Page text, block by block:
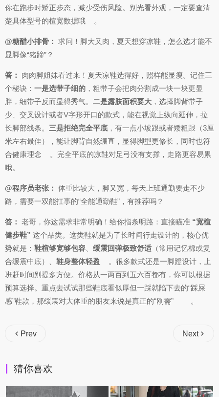
你在跑步时矫正步态，减少受伤风险。别光看外观，一定要查清
楚具体型号的楦宽数据哦
。
@糖醋小排骨： 求问！脚大又肉，夏天想穿凉鞋，怎么选才能不
显脚像“猪蹄”？
答：
肉肉脚姐妹看过来！夏天凉鞋选得好，照样能显瘦。记住三
个秘诀： 一是选带子细的 ，粗带子会把肉分割成一块一块更显
胖，细带子反而显得秀气。 二是露肤面积要大 ，选择脚背带子
少、交叉设计或者V字形开口的款式，能在视觉上纵向延伸，拉
长脚部线条。 三是拒绝完全平底 ，有一点小坡跟或者矮粗跟（3厘
米左右最佳），能让脚背自然绷直，显得脚型更修长，同时也符
合健康理念
。完全平底的凉鞋对足弓没有支撑，走路更容易累
哦。
@程序员老张： 体重比较大，脚又宽，每天上班通勤要走不少
路，需要一双能扛事的“全能通勤鞋”，有推荐吗？
答： 老哥，你这需求非常明确！给你指条明路：直接瞄准 “宽楦
健步鞋” 这个品类。这类鞋就是为了长时间行走设计的，核心优
势就是： 鞋楦够宽够包容 缓震回弹极致舒适 （常用记忆棉或复
合缓震中底）、 鞋身整体轻盈
。很多款式还是一脚蹬设计，上
班赶时间别提多方便。价格从一两百到五六百都有，你可以根据
预算选择。重点去试试那些鞋底看似厚但一踩就陷下去的“踩屎
感”鞋款，那缓震对大体重的朋友来说是真正的“刚需”
。
Prev Next
猜你喜欢